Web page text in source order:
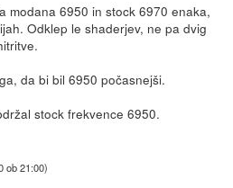
modana 6950 in stock 6970 enaka,
Odklep le shaderjev, ne pa dvig
da bi bil 6950 počasnejši.
stock frekvence 6950.
ob 21:00)